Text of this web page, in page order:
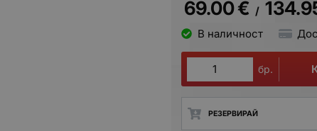
69.00€ /
В наличност
бр.
РЕЗЕРВИРАЙ